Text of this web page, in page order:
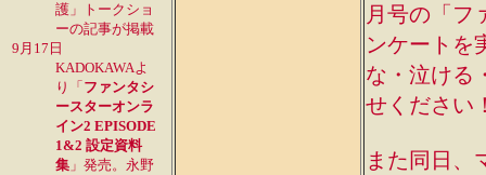
護」トークショ
ーの記事が掲載
9月17日
KADOKAWAよ
り「 ファンタシ
ースターオンラ
イン2 EPISODE
1&2 設定資料
集 」発売。永野
月号の「フ
ンケートを
な・泣ける
せください
また同日、